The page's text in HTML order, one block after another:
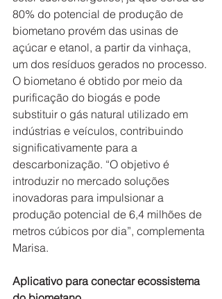
80% do potencial de produção de
biometano provém das usinas de
açúcar e etanol, a partir da vinhaça,
um dos resíduos gerados no processo.
O biometano é obtido por meio da
purificação do biogás e pode
substituir o gás natural utilizado em
indústrias e veículos, contribuindo
significativamente para a
descarbonização. “O objetivo é
introduzir no mercado soluções
inovadoras para impulsionar a
produção potencial de 6,4 milhões de
metros cúbicos por dia”, complementa
Marisa.
Aplicativo para conectar ecossistema